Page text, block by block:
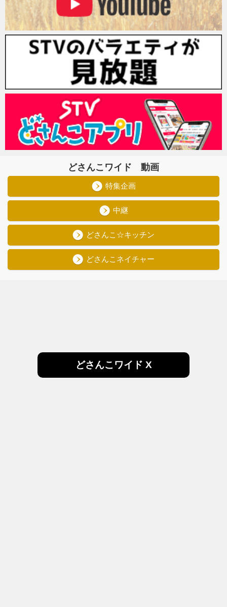
どさんこワイド 動画
特集企画
中継
どさんこ☆キッチン
どさんこネイチャー
どさんこワイド X